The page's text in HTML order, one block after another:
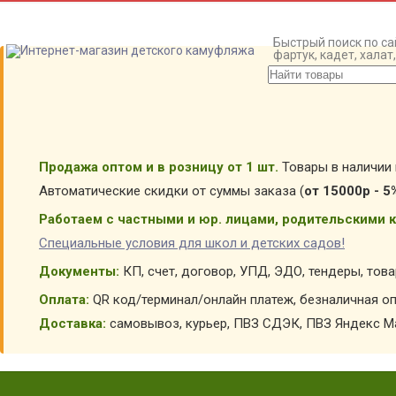
Быстрый поиск по
фартук, кадет,
Продажа оптом и в розницу от 1 шт. Товары в наличии
Автоматические скидки от суммы заказа (от 15000р -
Работаем с частными и юр. лицами, родительскими
Специальные условия для школ и детских садов!
Документы: КП, счет, договор, УПД, ЭДО, тендеры,
Оплата: QR код/терминал/онлайн платеж, безналичная
Доставка: самовывоз, курьер, ПВЗ СДЭК, ПВЗ Яндекс